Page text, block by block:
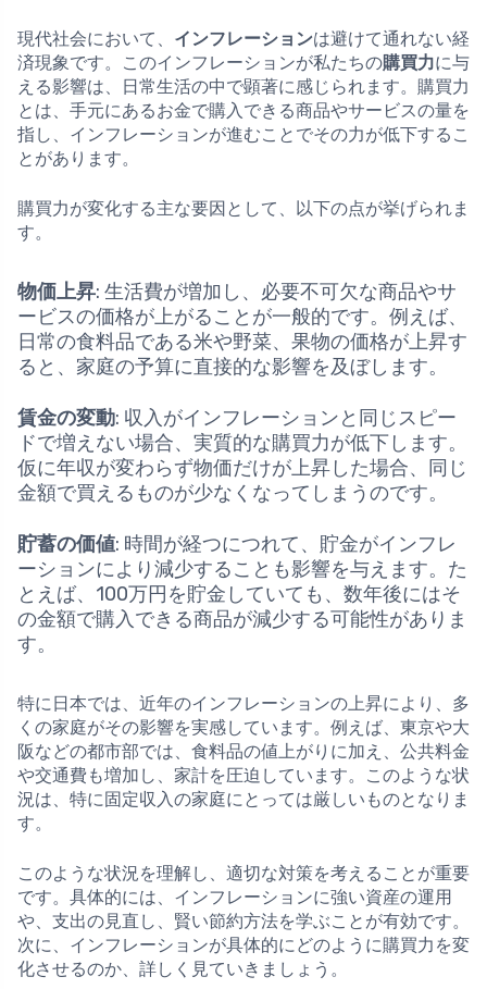
現代社会において、 インフレーションは避けて通れない経
済現象です。このインフレーションが私たちの購買力に与
える影響は、日常生活の中で顕著に感じられます。購買力
とは、手元にあるお金で購入できる商品やサービスの量を
指し、インフレーションが進むことでその力が低下するこ
とがあります。
購買力が変化する主な要因として、以下の点が挙げられま
す。
物価上昇: 生活費が増加し、必要不可欠な商品やサ
ービスの価格が上がることが一般的です。例えば、
日常の食料品である米や野菜、果物の価格が上昇す
ると、家庭の予算に直接的な影響を及ぼします。
賃金の変動: 収入がインフレーションと同じスピー
ドで増えない場合、実質的な購買力が低下します。
仮に年収が変わらず物価だけが上昇した場合、同じ
金額で買えるものが少なくなってしまうのです。
貯蓄の価値: 時間が経つにつれて、貯金がインフレ
ーションにより減少することも影響を与えます。た
とえば、100万円を貯金していても、数年後にはそ
の金額で購入できる商品が減少する可能性がありま
す。
特に日本では、近年のインフレーションの上昇により、多
くの家庭がその影響を実感しています。例えば、東京や大
阪などの都市部では、食料品の値上がりに加え、公共料金
や交通費も増加し、家計を圧迫しています。このような状
況は、特に固定収入の家庭にとっては厳しいものとなりま
す。
このような状況を理解し、適切な対策を考えることが重要
です。具体的には、インフレーションに強い資産の運用
や、支出の見直し、賢い節約方法を学ぶことが有効です。
次に、インフレーションが具体的にどのように購買力を変
化させるのか、詳しく見ていきましょう。